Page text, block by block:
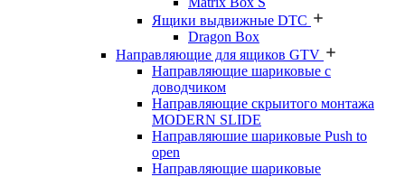
Ящики выдвижные DTC
Dragon Box
Направляющие для ящиков GTV
Направляющие шариковые с
доводчиком
Направляющие скрыитого монтажа
MODERN SLIDE
Направляюшие шариковые Push to
open
Направляющие шариковые